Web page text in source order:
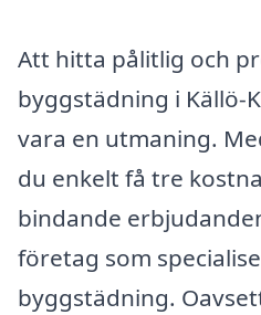
Att hitta pålitlig och
byggstädning i Källö-
vara en utmaning.
du enkelt få tre
bindande
företag som
byggstädning.